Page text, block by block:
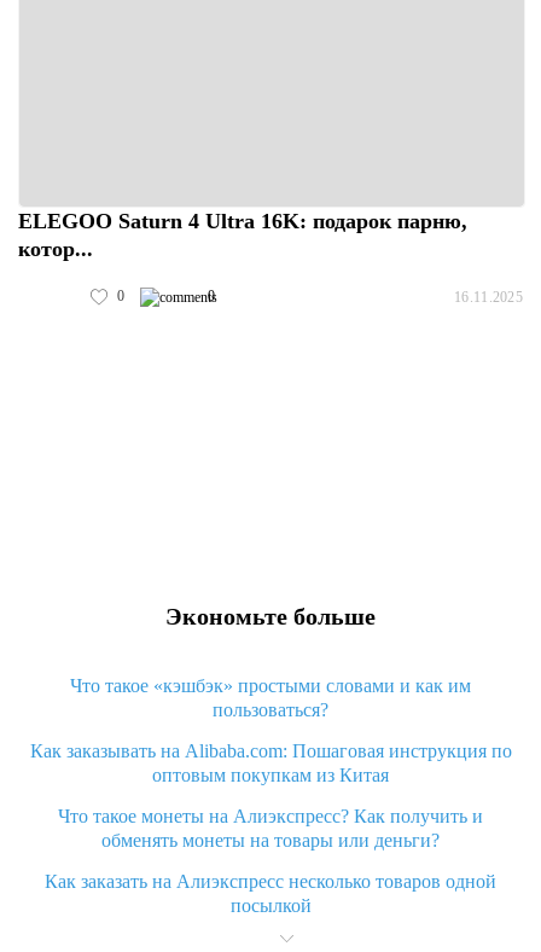
ELEGOO Saturn 4 Ultra 16K: подарок парню,
котор...
0 0 16.11.2025
Экономьте больше
Что такое «кэшбэк» простыми словами и как им
пользоваться?
Как заказывать на Alibaba.com: Пошаговая инструкция по
оптовым покупкам из Китая
Что такое монеты на Алиэкспресс? Как получить и
обменять монеты на товары или деньги?
Как заказать на Алиэкспресс несколько товаров одной
посылкой
Что значит статус «Заказ закрыт» на Алиэкспресс и что